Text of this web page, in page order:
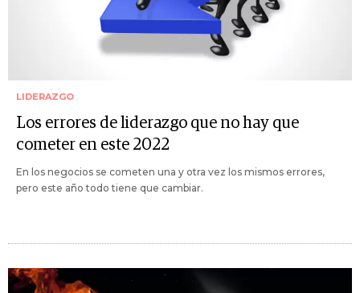
LIDERAZGO
Los errores de liderazgo que no hay que
cometer en este 2022
En los negocios se cometen una y otra vez los mismos errores,
pero este año todo tiene que cambiar.